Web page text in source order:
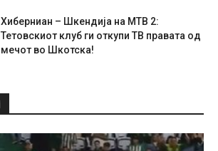
Хиберниан – Шкендија на МТВ 2:
Тетовскиот клуб ги откупи ТВ правата од
мечот во Шкотска!